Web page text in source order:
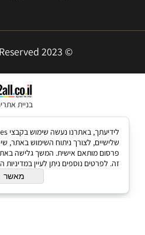
© 2023 All Rights Reserved
בניית
שלישיים, לצורך ניתוח השימוש באתר,
פרסום מותאם אישית. המשך גלישה
זה. לפרטים נוספים ניתן לעיין במדיניות
מאשר